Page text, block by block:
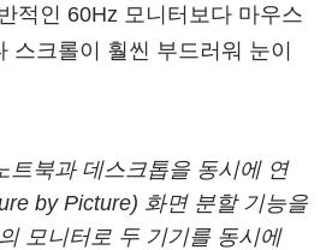
적인 60Hz 모니터보다 마우스
스크롤이 훨씬 부드러워 눈이
트북과 데스크톱을 동시에 연
by Picture) 화면 분할 기능을
모니터로 두 기기를 동시에